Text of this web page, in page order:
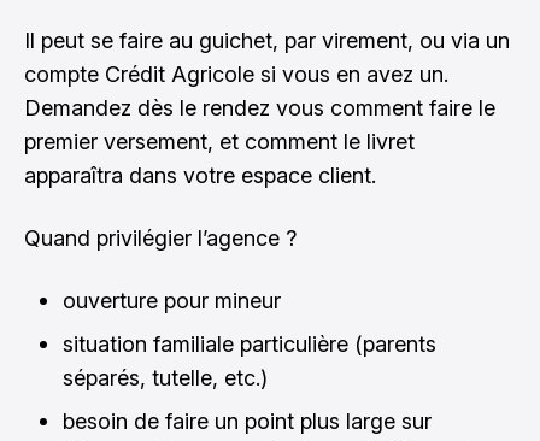
Il peut se faire au guichet, par virement, ou via un
compte Crédit Agricole si vous en avez un.
Demandez dès le rendez vous comment faire le
premier versement, et comment le livret
apparaîtra dans votre espace client.
Quand privilégier l’agence ?
ouverture pour mineur
situation familiale particulière (parents
séparés, tutelle, etc.)
besoin de faire un point plus large sur